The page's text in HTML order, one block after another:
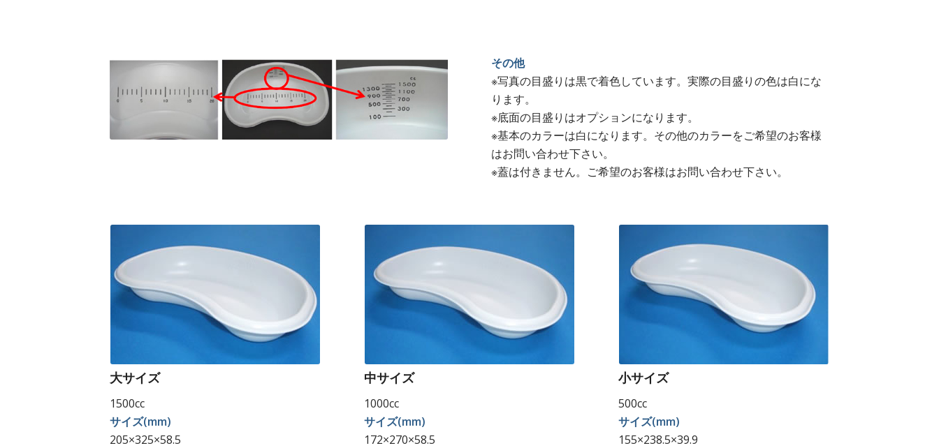
その他
※写真の目盛りは黒で着色しています。実際の目盛りの色は白にな
ります。
※底面の目盛りはオプションになります。
※基本のカラーは白になります。その他のカラーをご希望のお客様
はお問い合わせ下さい。
※蓋は付きません。ご希望のお客様はお問い合わせ下さい。
大サイズ
1500cc
サイズ(mm)
205×325×58.5
中サイズ
1000cc
サイズ(mm)
172×270×58.5
小サイズ
500cc
サイズ(mm)
155×238.5×39.9